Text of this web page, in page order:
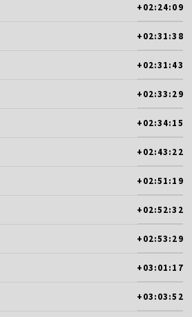
+02:24:09
+02:31:38
+02:31:43
+02:33:29
+02:34:15
+02:43:22
+02:51:19
+02:52:32
+02:53:29
+03:01:17
+03:03:52